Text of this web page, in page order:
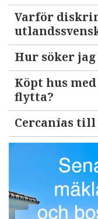
Varför
Hur söker
Köpt hus
flytta?
Cercanías till